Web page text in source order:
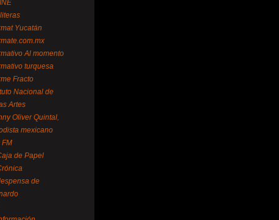
Yucatán
Al momento
turquesa
Fracto
Nacional de
Artes
Oliver Quintal,
mexicano
FM
de Papel
de